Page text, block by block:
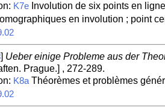
K7eInvolution de six points en
en involution ; point
] Ueber einige Probleme aus der
Prague.] , 272-289.
K8aThéorèmes et problèmes